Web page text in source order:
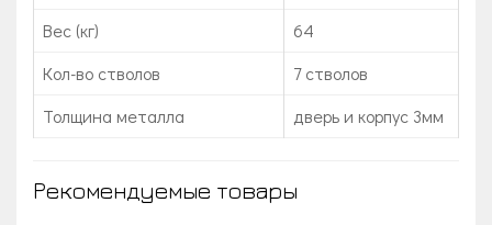
Вес (кг)
64
Кол-во стволов
7 стволов
Толщина металла
дверь и корпус 3мм
Рекомендуемые товары